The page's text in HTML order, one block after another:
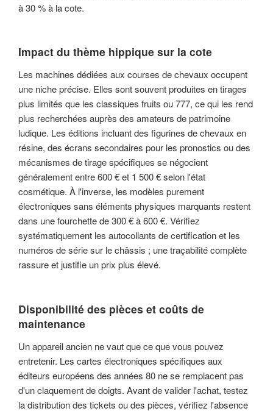
à 30 % à la cote.
Impact du thème hippique sur la cote
Les machines dédiées aux courses de chevaux occupent
une niche précise. Elles sont souvent produites en tirages
plus limités que les classiques fruits ou 777, ce qui les rend
plus recherchées auprès des amateurs de patrimoine
ludique. Les éditions incluant des figurines de chevaux en
résine, des écrans secondaires pour les pronostics ou des
mécanismes de tirage spécifiques se négocient
généralement entre 600 € et 1 500 € selon l'état
cosmétique. À l'inverse, les modèles purement
électroniques sans éléments physiques marquants restent
dans une fourchette de 300 € à 600 €. Vérifiez
systématiquement les autocollants de certification et les
numéros de série sur le châssis ; une traçabilité complète
rassure et justifie un prix plus élevé.
Disponibilité des pièces et coûts de
maintenance
Un appareil ancien ne vaut que ce que vous pouvez
entretenir. Les cartes électroniques spécifiques aux
éditeurs européens des années 80 ne se remplacent pas
d'un claquement de doigts. Avant de valider l'achat, testez
la distribution des tickets ou des pièces, vérifiez l'absence